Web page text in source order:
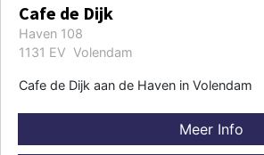
Cafe de Dijk
Haven 108
1131 EV Volendam
Cafe de Dijk aan de Haven in Volendam
Meer Info